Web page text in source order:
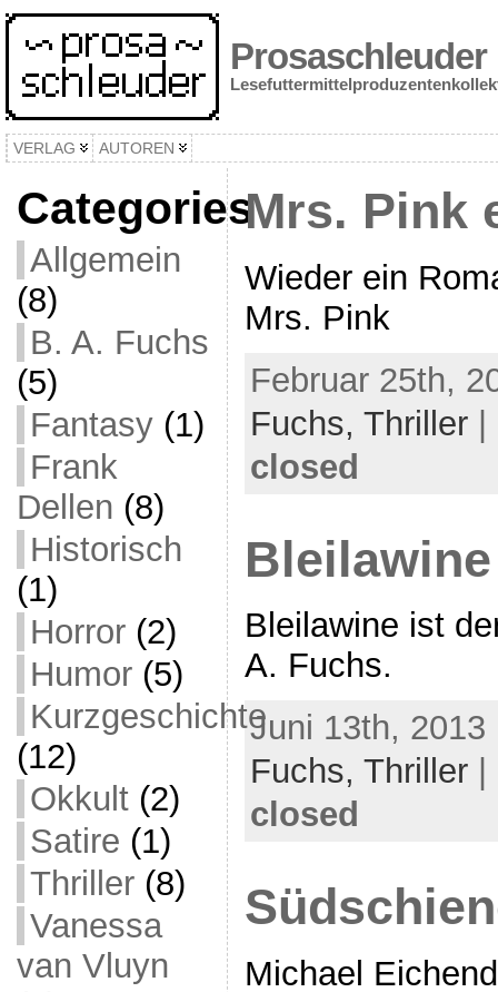
Prosaschleuder
VERLAG AUTOREN
Categories
Allgemein
(8)
B. A. Fuchs
(5)
Fantasy(1)
Frank
Dellen (8)
Historisch
(1)
Horror(2)
Humor(5)
Kurzgeschichte
(12)
Okkult(2)
Satire (1)
Thriller(8)
Vanessa
van Vluyn
Mrs. Pink
Wieder ein
Mrs. Pink
Februar 25th,
Fuchs, Thriller|
closed
Bleilawine ist
A. Fuchs.
Juni 13th,
Fuchs, Thriller|
closed
Michael